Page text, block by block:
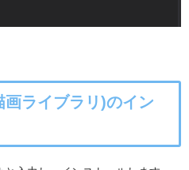
ライブラリ)のイン